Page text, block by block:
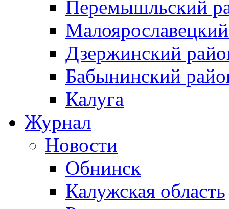
Перемышльский
Дзержинский
Бабынинский
Калуга
Журнал
Новости
Обнинск
Калужская область